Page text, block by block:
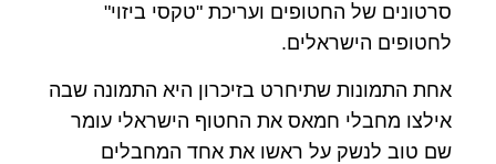
סרטונים של החטופים ועריכת "טקסי ביזוי"
לחטופים הישראלים.
אחת התמונות שתיחרט בזיכרון היא התמונה שבה
אילצו מחבלי חמאס את החטוף הישראלי עומר
שם טוב לנשק על ראשו את אחד המחבלים